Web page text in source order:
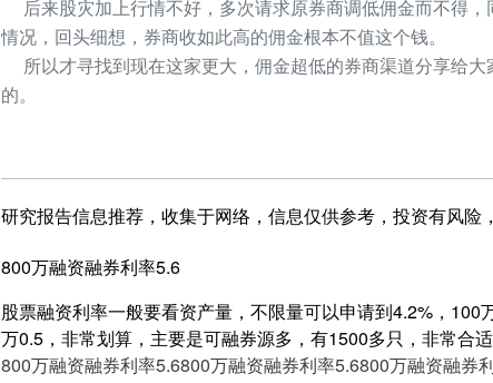
后来股灾加上行情不好，多次请求原券商调低佣金而不得
情况，回头细想，券商收如此高的佣金根本不值这个钱。
所以才寻找到现在这家更大，佣金超低的券商渠道分享给
的。
研究报告信息推荐，收集于网络，信息仅供参考，投资有风险
800万融资融券利率5.6
股票融资利率一般要看资产量，不限量可以申请到4.2%，
万0.5，非常划算，主要是可融券源多，有1500多只，非常合
800万融资融券利率5.6800万融资融券利率5.6800万融资融券